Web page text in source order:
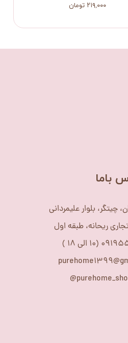
۲۱۹,۰۰۰ تومان
باما
چیتگر، بلوار علیمردانی
ریحانه، طبقه اول